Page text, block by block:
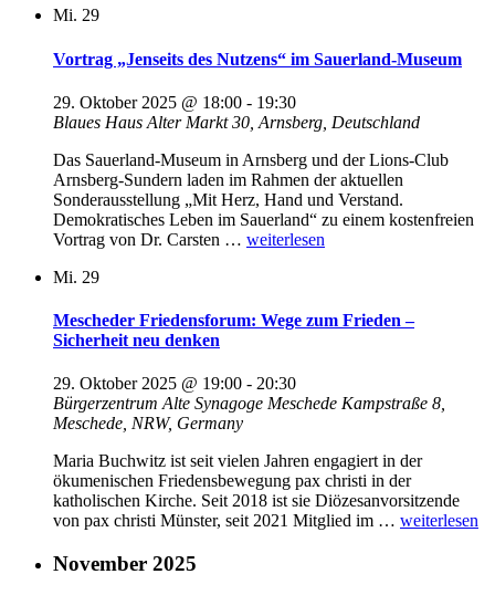
Mi. 29
Vortrag „Jenseits des Nutzens“ im Sauerland-Museum
29. Oktober 2025 @ 18:00 - 19:30
Blaues Haus Alter Markt 30, Arnsberg, Deutschland
Das Sauerland-Museum in Arnsberg und der Lions-Club
Arnsberg-Sundern laden im Rahmen der aktuellen
Sonderausstellung „Mit Herz, Hand und Verstand.
Demokratisches Leben im Sauerland“ zu einem kostenfreien
Vortrag von Dr. Carsten … „Vortrag
im
weiterlesen
Mi. 29
Mescheder Friedensforum: Wege zum Frieden –
Sicherheit neu denken
29. Oktober 2025 @ 19:00 - 20:30
Bürgerzentrum Alte Synagoge Meschede Kampstraße 8,
Meschede, NRW, Germany
Maria Buchwitz ist seit vielen Jahren engagiert in der
ökumenischen Friedensbewegung pax christi in der
katholischen Kirche. Seit 2018 ist sie Diözesanvorsitzende
von pax christi Münster, seit 2021 Mitglied im … „Mescheder
weiterlesen
November 2025